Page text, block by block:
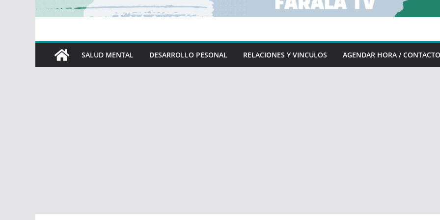
SALUD MENTAL DESARROLLO PESONAL RELACIONES Y VINCULOS AGENDAR HORA / CONTACTO